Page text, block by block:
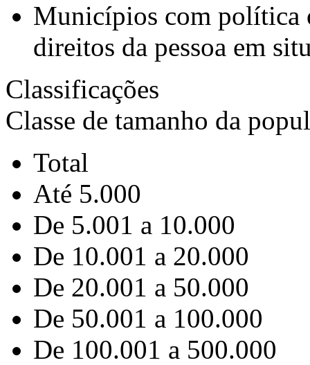
Municípios com política
direitos da pessoa em
Classificações
Classe de tamanho da
Total
Até 5.000
De 5.001 a 10.000
De 10.001 a 20.000
De 20.001 a 50.000
De 50.001 a 100.000
De 100.001 a 500.000